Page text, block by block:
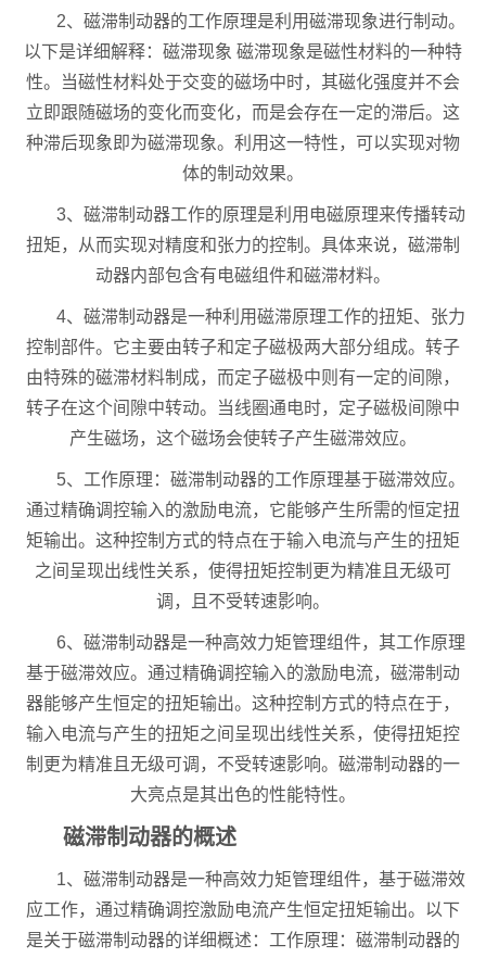
2、磁滞制动器的工作原理是利用磁滞现象进行制动。
以下是详细解释：磁滞现象 磁滞现象是磁性材料的一种特
性。当磁性材料处于交变的磁场中时，其磁化强度并不会
立即跟随磁场的变化而变化，而是会存在一定的滞后。这
种滞后现象即为磁滞现象。利用这一特性，可以实现对物
体的制动效果。
3、磁滞制动器工作的原理是利用电磁原理来传播转动
扭矩，从而实现对精度和张力的控制。具体来说，磁滞制
动器内部包含有电磁组件和磁滞材料。
4、磁滞制动器是一种利用磁滞原理工作的扭矩、张力
控制部件。它主要由转子和定子磁极两大部分组成。转子
由特殊的磁滞材料制成，而定子磁极中则有一定的间隙，
转子在这个间隙中转动。当线圈通电时，定子磁极间隙中
产生磁场，这个磁场会使转子产生磁滞效应。
5、工作原理：磁滞制动器的工作原理基于磁滞效应。
通过精确调控输入的激励电流，它能够产生所需的恒定扭
矩输出。这种控制方式的特点在于输入电流与产生的扭矩
之间呈现出线性关系，使得扭矩控制更为精准且无级可
调，且不受转速影响。
6、磁滞制动器是一种高效力矩管理组件，其工作原理
基于磁滞效应。通过精确调控输入的激励电流，磁滞制动
器能够产生恒定的扭矩输出。这种控制方式的特点在于，
输入电流与产生的扭矩之间呈现出线性关系，使得扭矩控
制更为精准且无级可调，不受转速影响。磁滞制动器的一
大亮点是其出色的性能特性。
磁滞制动器的概述
1、磁滞制动器是一种高效力矩管理组件，基于磁滞效
应工作，通过精确调控激励电流产生恒定扭矩输出。以下
是关于磁滞制动器的详细概述：工作原理：磁滞制动器的